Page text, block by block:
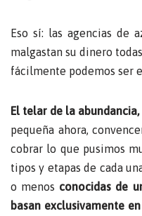
Eso sí: las agencias de
malgastan su dinero
fácilmente podemos ser
El telar de la
pequeña ahora,
cobrar lo que pusimos
tipos y etapas de cada
o menos conocidas de
basan exclusivamente